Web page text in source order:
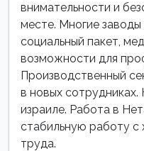
внимательности и
месте. Многие
социальный пакет,
возможности для
Производственный
в новых
израиле. Работа в
стабильную работу
труда.